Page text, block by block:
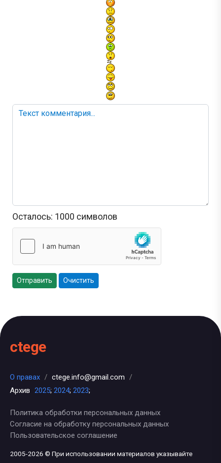
Осталось: 1000 символов
Отправить Очистить
ctege
О правах / ctege.info@gmail.com /
Архив 2025; 2024; 2023;
Политика обработки персональных данных
Согласие на обработку персональных данных
Пользовательское соглашение
2005-2026 © При использовании материалов указывайте